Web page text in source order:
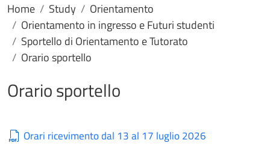
Home Study
Orientamento
Orientamento in ingresso e Futuri studenti
Sportello di Orientamento e Tutorato
Orario sportello
Orario sportello
Orari ricevimento dal 13 al 17 luglio 2026